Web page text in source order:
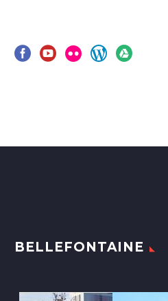
BELLEFONTAINE